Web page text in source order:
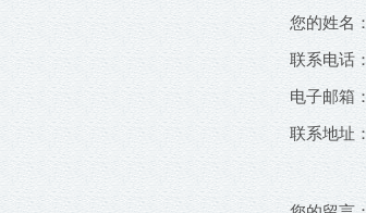
您的姓名：
联系电话：
电子邮箱：
联系地址：